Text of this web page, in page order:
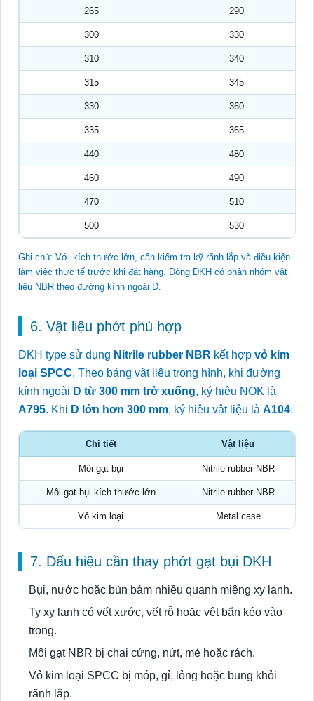
265 290
300 330
310 340
315 345
330 360
335 365
440 480
460 490
470 510
500 530
Ghi chú: Với kích thước lớn, cần kiểm tra kỹ rãnh lắp và điều kiện
làm việc thực tế trước khi đặt hàng. Dòng DKH có phân nhóm vật
liệu NBR theo đường kính ngoài D.
6. Vật liệu phớt phù hợp
DKH type sử dụng Nitrile rubber NBR kết hợp vỏ kim
loại SPCC. Theo bảng vật liệu trong hình, khi đường
kính ngoài D từ 300 mm trở xuống, ký hiệu NOK là
A795. Khi D lớn hơn 300 mm, ký hiệu vật liệu là A104.
Chi tiết Vật liệu
Môi gạt bụi Nitrile rubber NBR
Môi gạt bụi kích thước lớn Nitrile rubber NBR
Vỏ kim loại Metal case
7. Dấu hiệu cần thay phớt gạt bụi DKH
Bụi, nước hoặc bùn bám nhiều quanh miệng xy lanh.
Ty xy lanh có vết xước, vết rỗ hoặc vệt bẩn kéo vào
trong.
Môi gạt NBR bị chai cứng, nứt, mẻ hoặc rách.
Vỏ kim loại SPCC bị móp, gỉ, lỏng hoặc bung khỏi
rãnh lắp.